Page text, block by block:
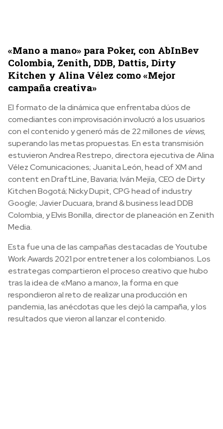
«Mano a mano» para Poker, con AbInBev
Colombia, Zenith, DDB, Dattis, Dirty
Kitchen y Alina Vélez como «Mejor
campaña creativa»
El formato de la dinámica que enfrentaba dúos de
comediantes con improvisación involucró a los usuarios
con el contenido y generó más de 22 millones de views,
superando las metas propuestas. En esta transmisión
estuvieron Andrea Restrepo, directora ejecutiva de Alina
Vélez Comunicaciones; Juanita León, head of XM and
content en DraftLine, Bavaria; Iván Mejía, CEO de Dirty
Kitchen Bogotá; Nicky Dupit, CPG head of industry
Google; Javier Ducuara, brand & business lead DDB
Colombia, y Elvis Bonilla, director de planeación en Zenith
Media.
Esta fue una de las campañas destacadas de Youtube
Work Awards 2021 por entretener a los colombianos. Los
estrategas compartieron el proceso creativo que hubo
tras la idea de «Mano a mano», la forma en que
respondieron al reto de realizar una producción en
pandemia, las anécdotas que les dejó la campaña, y los
resultados que vieron al lanzar el contenido.